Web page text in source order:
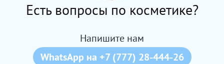
Есть вопросы по косметике?
Напишите нам
WhatsApp на +7 (777) 28-444-26